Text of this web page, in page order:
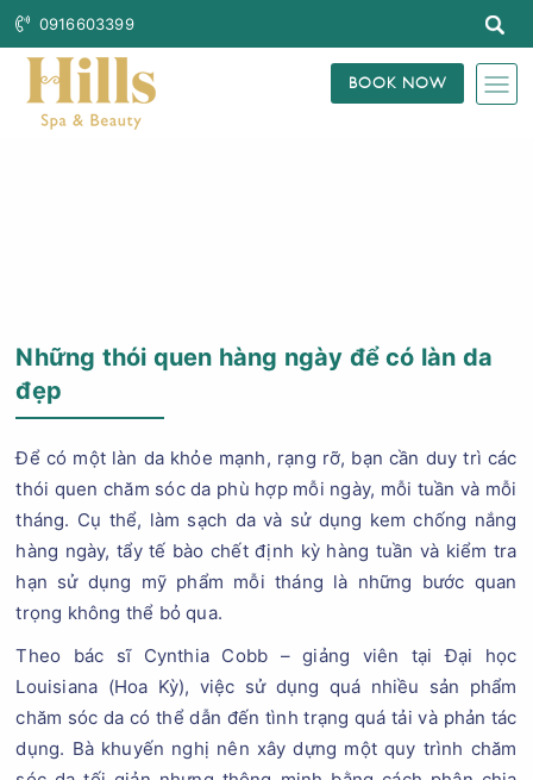
0916603399
BOOK NOW
Những thói quen hàng ngày để có làn da
đẹp
Để có một làn da khỏe mạnh, rạng rỡ, bạn cần duy trì các
thói quen chăm sóc da phù hợp mỗi ngày, mỗi tuần và mỗi
tháng. Cụ thể, làm sạch da và sử dụng kem chống nắng
hàng ngày, tẩy tế bào chết định kỳ hàng tuần và kiểm tra
hạn sử dụng mỹ phẩm mỗi tháng là những bước quan
trọng không thể bỏ qua.
Theo bác sĩ Cynthia Cobb – giảng viên tại Đại học
Louisiana (Hoa Kỳ), việc sử dụng quá nhiều sản phẩm
chăm sóc da có thể dẫn đến tình trạng quá tải và phản tác
dụng. Bà khuyến nghị nên xây dựng một quy trình chăm